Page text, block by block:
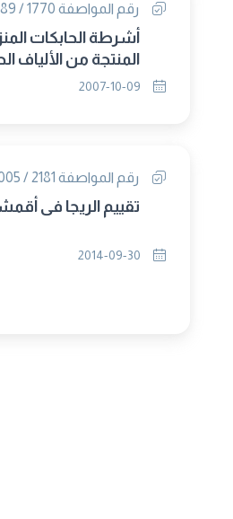
رقم المواصفة 1770 / 1989
أشرطة الحابكات
المنتجة من الألياف
رقم المواصفة 2181 / 2005
تقييم الريجا فى